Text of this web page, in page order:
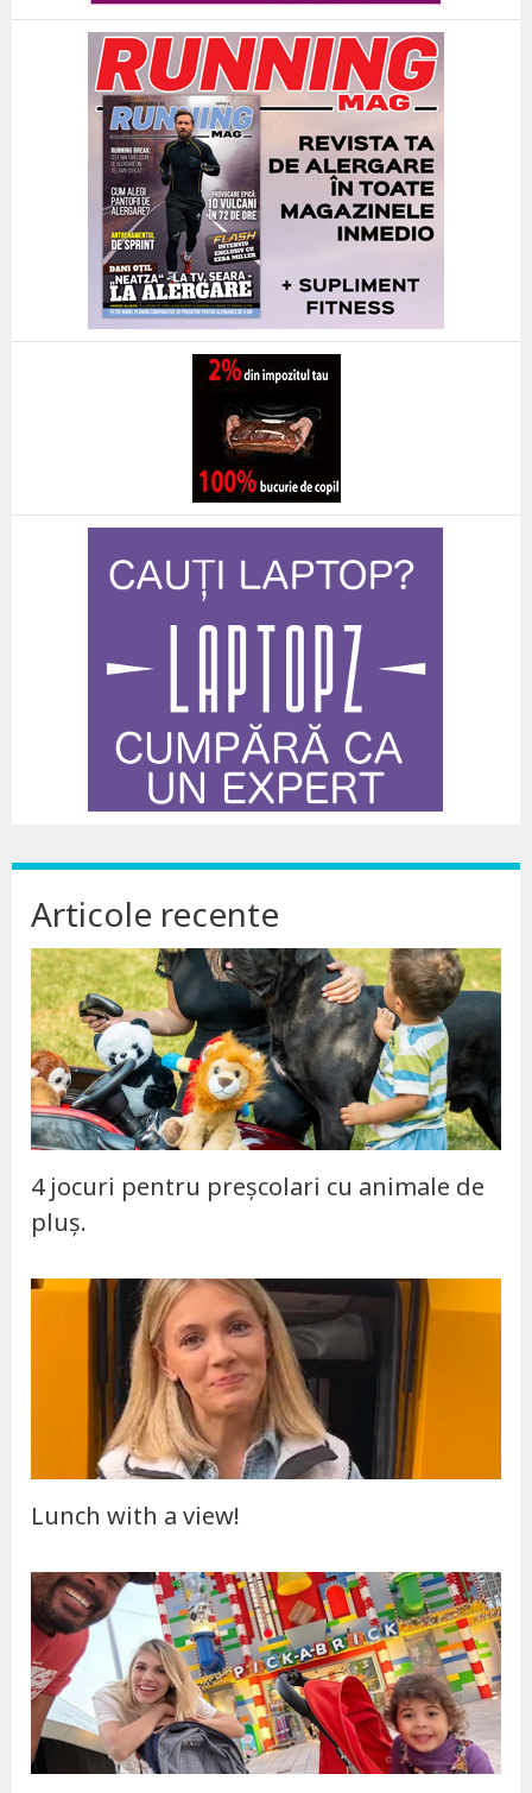
Articole recente
4 jocuri pentru preșcolari cu animale de
pluș.
Lunch with a view!